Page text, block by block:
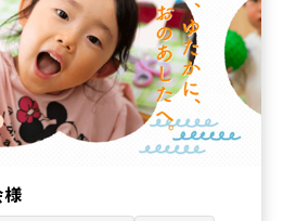
様